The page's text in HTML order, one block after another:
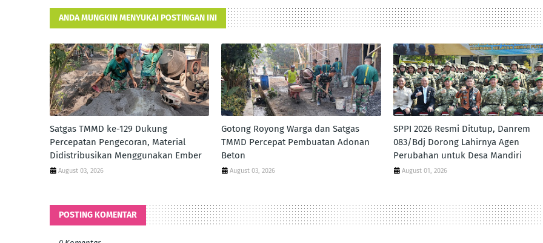
ANDA MUNGKIN MENYUKAI POSTINGAN INI
Satgas TMMD ke-129 Dukung
Percepatan Pengecoran, Material
Didistribusikan Menggunakan Ember
August 03, 2026
Gotong Royong Warga dan Satgas
TMMD Percepat Pembuatan Adonan
Beton
August 03, 2026
SPPI 2026 Resmi Ditutup, Danrem
083/Bdj Dorong Lahirnya Agen
Perubahan untuk Desa Mandiri
August 01, 2026
POSTING KOMENTAR